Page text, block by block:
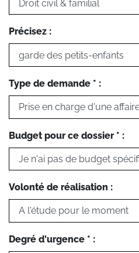
Précisez :
Type de demande * :
Budget pour ce dossier * :
Volonté de réalisation :
Degré d'urgence * :